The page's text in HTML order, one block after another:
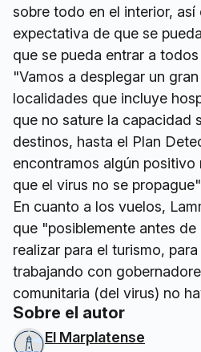
sobre todo en el interior, así
expectativa de que se
que se pueda entrar a
"Vamos a desplegar un
localidades que incluye
que no sature la capacidad
destinos, hasta el Plan
encontramos algún positivo
que el virus no se
En cuanto a los vuelos,
que "posiblemente antes
realizar para el turismo,
trabajando con
comunitaria (del virus) no
Sobre el autor
El Marplatense